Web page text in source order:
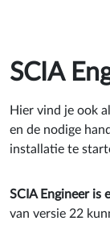
SCIA
Hier vind je ook
en de nodige
installatie te
SCIA Engineer is
van versie 22